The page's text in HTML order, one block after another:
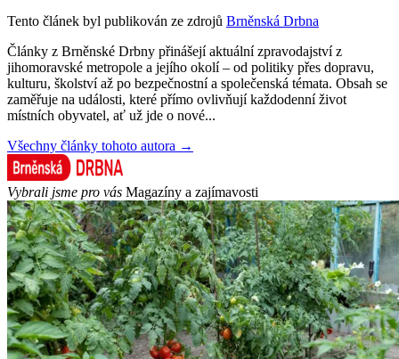
Tento článek byl publikován ze zdrojů Brněnská Drbna
Články z Brněnské Drbny přinášejí aktuální zpravodajství z
jihomoravské metropole a jejího okolí – od politiky přes dopravu,
kulturu, školství až po bezpečnostní a společenská témata. Obsah se
zaměřuje na události, které přímo ovlivňují každodenní život
místních obyvatel, ať už jde o nové...
Všechny články tohoto autora →
Vybrali jsme pro vás Magazíny a zajímavosti